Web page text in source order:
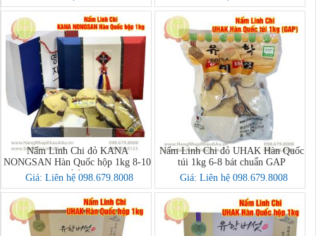
Nấm Linh Chi đỏ KANA
NONGSAN Hàn Quốc hộp 1kg 8-10
bát
Giá: Liên hệ 098.679.8008
Nấm Linh Chi đỏ UHAK Hàn Quốc
túi 1kg 6-8 bát chuẩn GAP
Giá: Liên hệ 098.679.8008